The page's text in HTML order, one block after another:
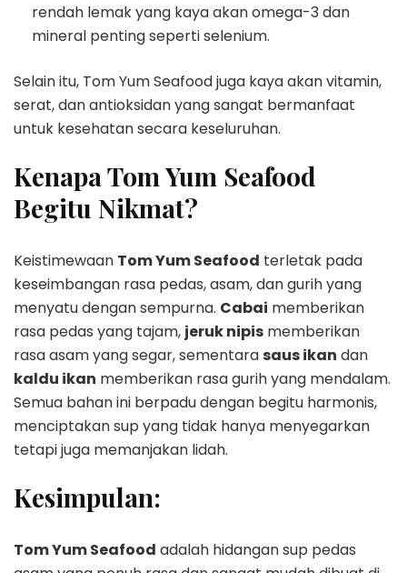
rendah lemak yang kaya akan omega-3 dan
mineral penting seperti selenium.
Selain itu, Tom Yum Seafood juga kaya akan vitamin,
serat, dan antioksidan yang sangat bermanfaat
untuk kesehatan secara keseluruhan.
Kenapa Tom Yum Seafood
Begitu Nikmat?
Keistimewaan Tom Yum Seafood terletak pada
keseimbangan rasa pedas, asam, dan gurih yang
menyatu dengan sempurna. Cabai memberikan
rasa pedas yang tajam, jeruk nipis memberikan
rasa asam yang segar, sementarasaus ikan dan
kaldu ikan memberikan rasa gurih yang mendalam.
Semua bahan ini berpadu dengan begitu harmonis,
menciptakan sup yang tidak hanya menyegarkan
tetapi juga memanjakan lidah.
Kesimpulan:
Tom Yum Seafood adalah hidangan sup pedas